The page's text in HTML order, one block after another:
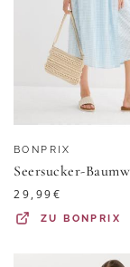
BONPRIX
29,99€
ZUBONPRIX